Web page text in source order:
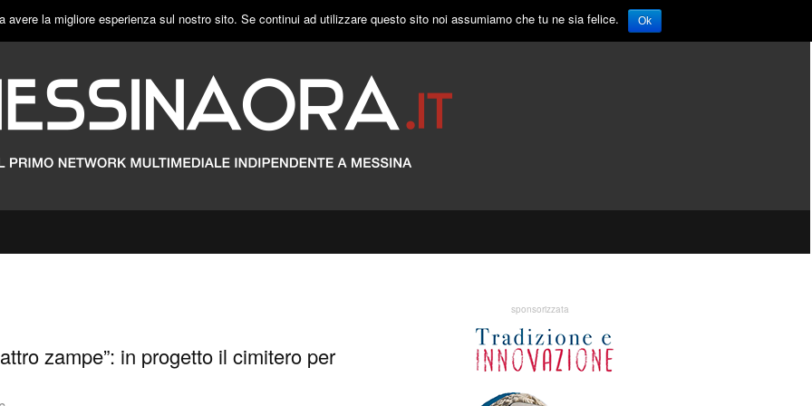
zampe”: in progetto il cimitero per
sponsorizzata
la migliore esperienza sul nostro sito. Se continui ad utilizzare questo sito noi assumiamo che tu ne sia felice. Ok